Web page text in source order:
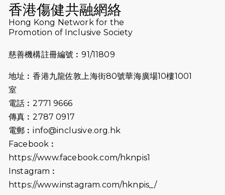
2026-07-10
【猛龍戈壁118公里分享暨香港傷健共
融網絡15周年晚宴】
2026-07-09
猛龍長跑隊恆常練習 - 7月9日（19:00
2026-07-02
2026-06-25
（19:00開始）
2026-06-18
猛龍長跑隊恆常練習 - 6月18日
2026-06-11
猛龍長跑隊恆常練習 - 6月11日（19:00
香港傷健共融網絡
Hong Kong Network for the
Promotion of Inclusive Society
慈善機構註冊編號︰91/11809
地址︰香港九龍佐敦上海街80號華海廣場10樓1001
室
電話︰2771 9666
傳真︰2787 0917
電郵︰info@inclusive.org.hk
Facebook︰
https://www.facebook.com/hknpis1
Instagram︰
https://www.instagram.com/hknpis_/